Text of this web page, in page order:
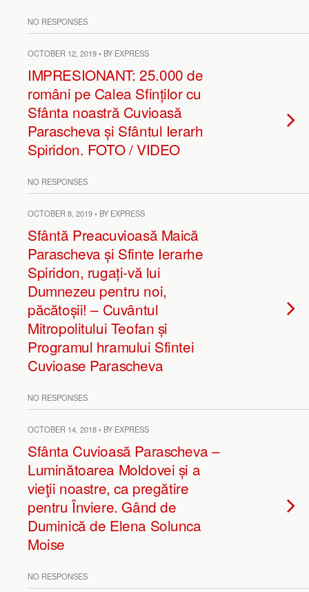
NO RESPONSES
OCTOBER 12, 2019 • BY EXPRESS
IMPRESIONANT: 25.000 de
români pe Calea Sfinților cu
Sfânta noastră Cuvioasă
Parascheva și Sfântul Ierarh
Spiridon. FOTO / VIDEO
NO RESPONSES
OCTOBER 8, 2019 • BY EXPRESS
Sfântă Preacuvioasă Maică
Parascheva și Sfinte Ierarhe
Spiridon, rugați-vă lui
Dumnezeu pentru noi,
păcătoșii! – Cuvântul
Mitropolitului Teofan și
Programul hramului Sfintei
Cuvioase Parascheva
NO RESPONSES
OCTOBER 14, 2018 • BY EXPRESS
Sfânta Cuvioasă Parascheva –
Luminătoarea Moldovei și a
vieţii noastre, ca pregătire
pentru Înviere. Gând de
Duminică de Elena Solunca
Moise
NO RESPONSES